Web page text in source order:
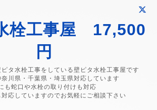
栓工事屋 17,500
円
タ水栓工事をしている壁ピタ水栓工事屋です
川県・千葉県・埼玉県対応しています
も蛇口や水栓の取り付けも対応
応していますのでお気軽にご相談下さい